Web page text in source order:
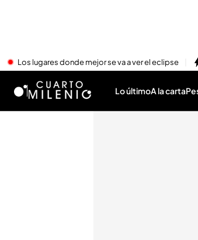
Los lugares donde mejor se va a ver el eclipse
Lo últimoA la carta